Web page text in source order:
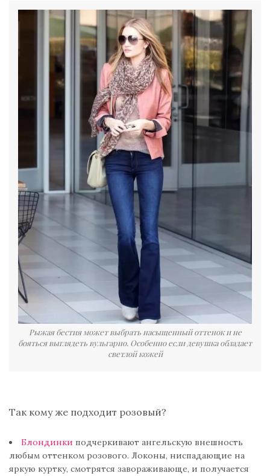
Рыжая бестия может выбрать насыщенный оттенок и не
бояться выглядеть вульгарно. Особенно если девушка обладает
светлой кожей
Так кому же подходит розовый?
Блондинки подчеркивают ангельскую внешность
любым оттенком розового. Локоны, ниспадающие на
яркую куртку, смотрятся завораживающе, и получается